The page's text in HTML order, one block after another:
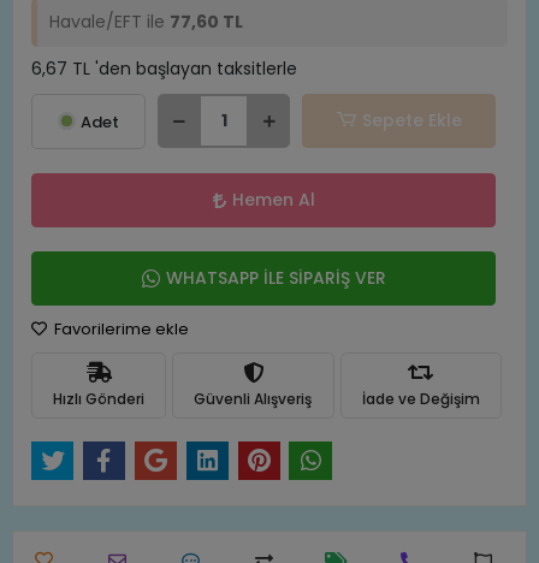
Havale/EFT ile 77,60 TL
6,67 TL 'den başlayan taksitlerle
Adet Sepete Ekle
Hemen Al
WHATSAPP İLE SİPARİŞ VER
Favorilerime ekle
Hızlı Gönderi Güvenli Alışveriş İade ve Değişim